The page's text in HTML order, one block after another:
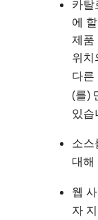
카탈
에
제품
위치
다른
(를)
있습
소스
대해
웹
자